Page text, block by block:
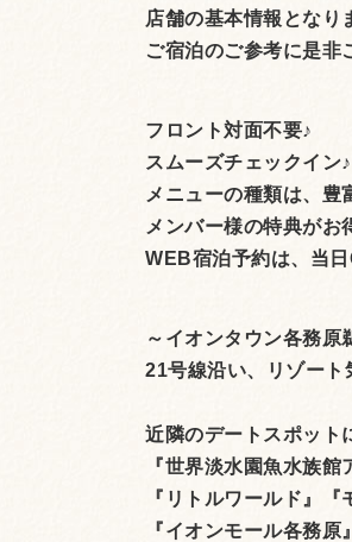
店舗の基本情報となり
ご宿泊のご参考に是非
フロント対面不要♪
スムーズチェックイン♪
メニューの種類は、豊
メンバー様の特典がお
WEB宿泊予約は、当日
～イオンタウン各務原
21号線沿い、リゾート
近隣のデートスポット
『世界淡水園魚水族館
『リトルワールド』『
『イオンモール各務原